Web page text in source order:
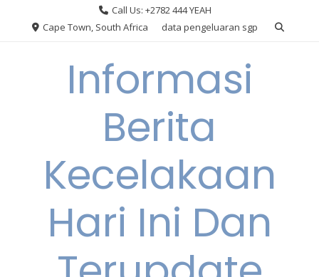
Call Us: +2782 444 YEAH
Cape Town, South Africa
data pengeluaran sgp
Informasi
Berita
Kecelakaan
Hari Ini Dan